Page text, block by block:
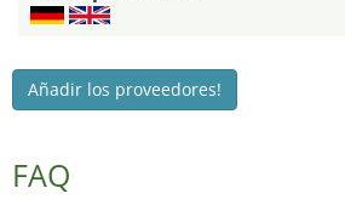
Añadir los proveedores!
FAQ